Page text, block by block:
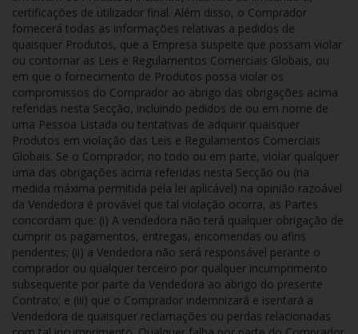
certificações de utilizador final. Além disso, o Comprador
fornecerá todas as informações relativas a pedidos de
quaisquer Produtos, que a Empresa suspeite que possam violar
ou contornar as Leis e Regulamentos Comerciais Globais, ou
em que o fornecimento de Produtos possa violar os
compromissos do Comprador ao abrigo das obrigações acima
referidas nesta Secção, incluindo pedidos de ou em nome de
uma Pessoa Listada ou tentativas de adquirir quaisquer
Produtos em violação das Leis e Regulamentos Comerciais
Globais. Se o Comprador, no todo ou em parte, violar qualquer
uma das obrigações acima referidas nesta Secção ou (na
medida máxima permitida pela lei aplicável) na opinião razoável
da Vendedora é provável que tal violação ocorra, as Partes
concordam que: (i) A vendedora não terá qualquer obrigação de
cumprir os pagamentos, entregas, encomendas ou afins
pendentes; (ii) a Vendedora não será responsável perante o
comprador ou qualquer terceiro por qualquer incumprimento
subsequente por parte da Vendedora ao abrigo do presente
Contrato; e (iii) que o Comprador indemnizará e isentará a
Vendedora de quaisquer reclamações ou perdas relacionadas